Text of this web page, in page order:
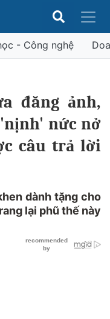
- Công nghệ
đăng ảnh,
nức nở
câu trả lời
dành tặng cho
lại phũ thế này